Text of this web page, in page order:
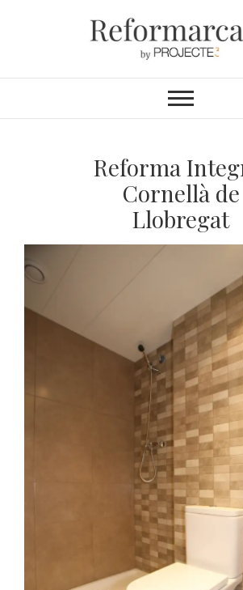
Reforma
Cornellà de
Llobregat